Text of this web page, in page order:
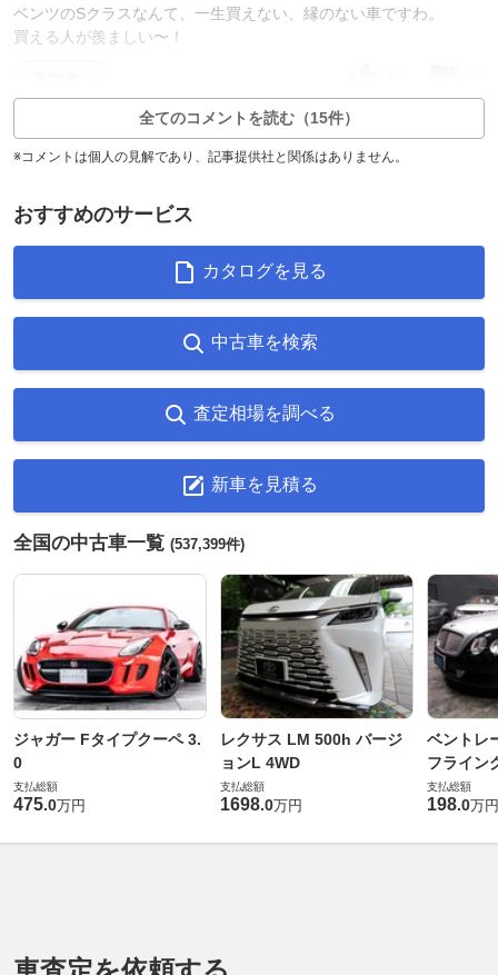
ベンツのSクラスなんて、一生買えない、縁のない車ですわ。
買える人が羨ましい〜！
全てのコメントを読む（15件）
※コメントは個人の見解であり、記事提供社と関係はありません。
おすすめのサービス
カタログを見る
中古車を検索
査定相場を調べる
新車を見積る
全国の中古車一覧 (537,399件)
ジャガー Fタイプクーペ 3.
0
支払総額
475.0万円
レクサス LM 500h バージ
ョンL 4WD
支払総額
1698.0万円
ベントレ
フライン
支払総額
198.0万円